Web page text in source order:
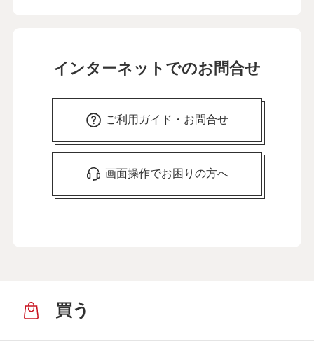
インターネットでのお問合せ
ご利用ガイド・お問合せ
画面操作でお困りの方へ
買う